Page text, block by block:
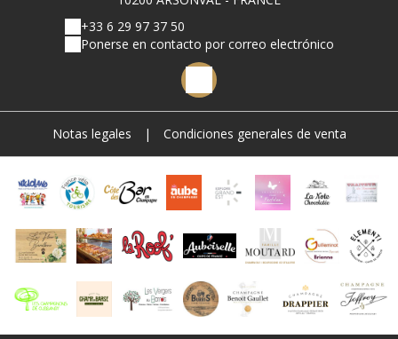
+33 6 29 97 37 50
Ponerse en contacto por correo electrónico
Notas legales | Condiciones generales de venta